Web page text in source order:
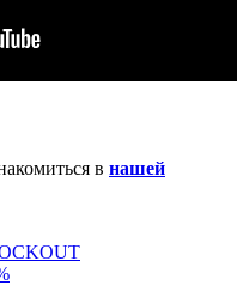
в нашей